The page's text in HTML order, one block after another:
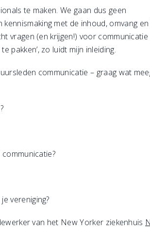
te maken. We gaan dus geen
met de inhoud, omvang
vragen (en krijgen!) voor communicatie
pakken’, zo luidt mijn inleiding.
communicatie – graag wat
vereniging?
van het New Yorker ziekenhuis